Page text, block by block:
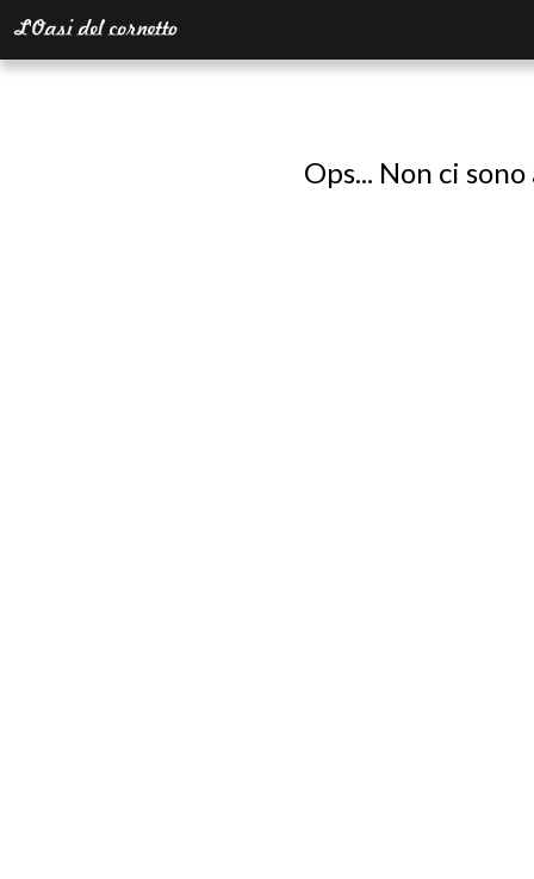
Ops... Non ci